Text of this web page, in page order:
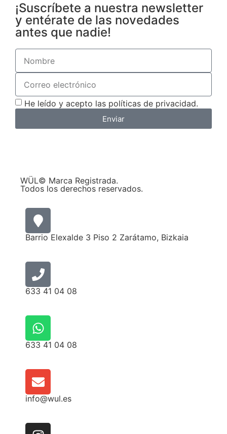
¡Suscríbete a nuestra newsletter
y entérate de las novedades
antes que nadie!
He leído y acepto las políticas de privacidad.
Enviar
WÜL© Marca Registrada.
Todos los derechos reservados.
Barrio Elexalde 3 Piso 2 Zarátamo, Bizkaia
633 41 04 08
633 41 04 08
info@wul.es